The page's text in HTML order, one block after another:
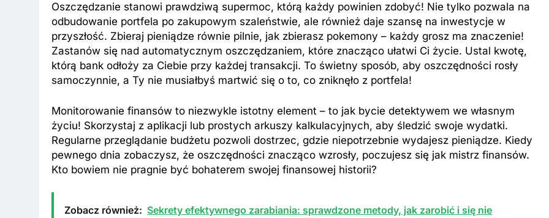
Oszczędzanie stanowi prawdziwą supermoc, którą każdy powinien zdobyć! Nie tylko pozwala na
odbudowanie portfela po zakupowym szaleństwie, ale również daje szansę na inwestycje w
przyszłość. Zbieraj pieniądze równie pilnie, jak zbierasz pokemony – każdy grosz ma znaczenie!
Zastanów się nad automatycznym oszczędzaniem, które znacząco ułatwi Ci życie. Ustal kwotę,
którą bank odłoży za Ciebie przy każdej transakcji. To świetny sposób, aby oszczędności rosły
samoczynnie, a Ty nie musiałbyś martwić się o to, co zniknęło z portfela!
Monitorowanie finansów to niezwykle istotny element – to jak bycie detektywem we własnym
życiu! Skorzystaj z aplikacji lub prostych arkuszy kalkulacyjnych, aby śledzić swoje wydatki.
Regularne przeglądanie budżetu pozwoli dostrzec, gdzie niepotrzebnie wydajesz pieniądze. Kiedy
pewnego dnia zobaczysz, że oszczędności znacząco wzrosły, poczujesz się jak mistrz finansów.
Kto bowiem nie pragnie być bohaterem swojej finansowej historii?
Zobacz również: Sekrety efektywnego zarabiania: sprawdzone metody, jak zarobić i się nie